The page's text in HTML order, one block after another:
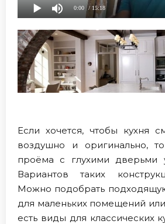
0:00 / 15:18
Если хочется, чтобы кухня
воздушно и оригинально,
проёма с глухими дверьми
Вариантов таких
Можно подобрать
для маленьких помещений
есть виды для классических